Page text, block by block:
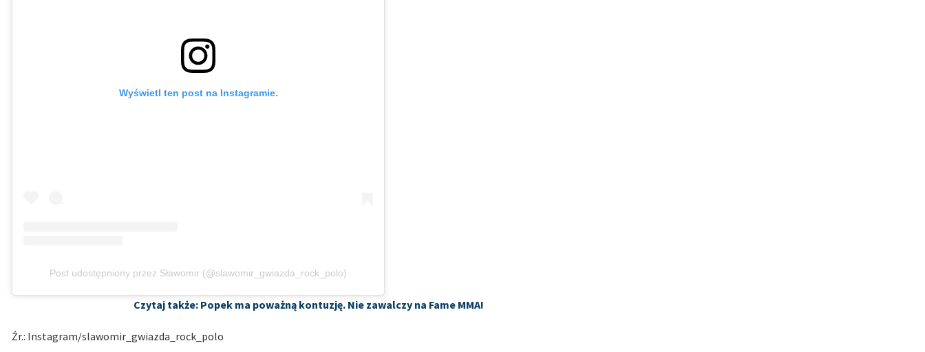
Wyświetl ten post na Instagramie.
Post udostępniony przez Sławomir (@slawomir_gwiazda_rock_polo)
Czytaj także: Popek ma poważną kontuzję. Nie zawalczy na Fame MMA!
Źr.: Instagram/slawomir_gwiazda_rock_polo